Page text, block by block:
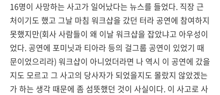
16명이 사망하는 사고가 일어났다는 뉴스를 들었다. 직장 근
처이기도 했고 그날 마침 워크샵을 갔던 터라 공연에 참여하지
못했지만(회사 사람들이 왜 이날 워크샵을 잡았냐고 아우성이
었다. 공연에 포미닛과 티아라 등의 걸그룹 공연이 있었기 때
문이었으리라) 워크샵이 아니었더라면 나 역시 이 공연에 갔을
지도 모르고 그 사고의 당사자가 되었을지도 몰랐지 않았겠는
가 하는 생각 때문에 좀 섬뜻했던 것이 사실이다. 이 사고로 사